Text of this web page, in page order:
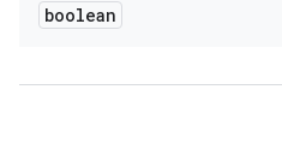
boolean